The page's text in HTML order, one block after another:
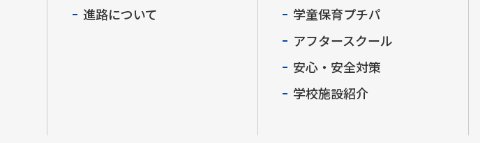
進路について
学童保育プチパ
アフタースクール
安心・安全対策
学校施設紹介